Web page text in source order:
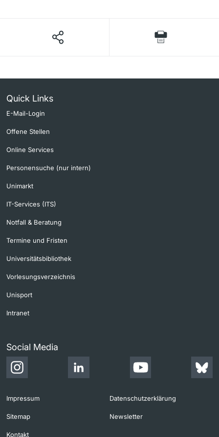
Quick Links
E-Mail-Login
Offene Stellen
Online Services
Personensuche (nur intern)
Unimarkt
IT-Services (ITS)
Notfall & Beratung
Termine und Fristen
Universitätsbibliothek
Vorlesungsverzeichnis
Unisport
Intranet
Social Media
Impressum Datenschutzerklärung
Sitemap Newsletter
Kontakt